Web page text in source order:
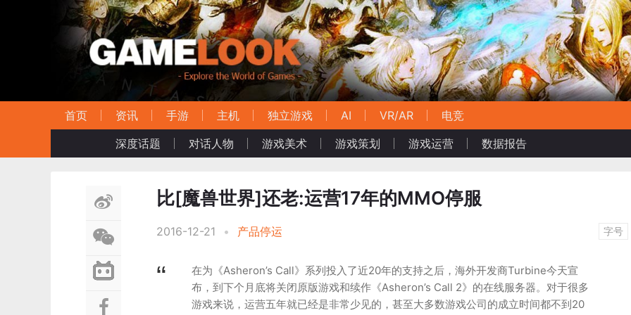
首页 资讯 手游 主机 独立游戏 AI VR/AR
电竞
深度话题
对话人物 游戏美术 游戏策划 游戏运营 数据报告
比[魔兽世界]还老:运营17年的MMO停服
2016-12-21 • 产品停运 字号
在为《Asheron’s Call》系列投入了近20年的支持之后，海外开发商Turbine今天宣
布，到下个月底将关闭原版游戏和续作《Asheron’s Call 2》的在线服务器。对于很多
游戏来说，运营五年就已经是非常少见的，甚至大多数游戏公司的成立时间都不到20